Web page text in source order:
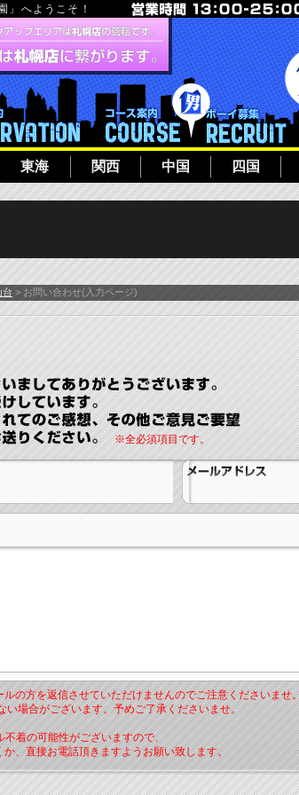
」へようこそ！
東海 関西 中国 四国
メール予約 コース案内
台 > お問い合わせ(入力ページ)
※全必須項目です。
の方を返信させていただけませんのでご注意くださいませ
場合がございます。予めご了承くださいませ。
着の可能性がございますので、
、直接お電話頂きますようお願い致します。